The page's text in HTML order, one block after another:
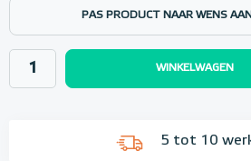
PAS PRODUCT NAAR WENS AAN
WINKELWAGEN
5 tot 10